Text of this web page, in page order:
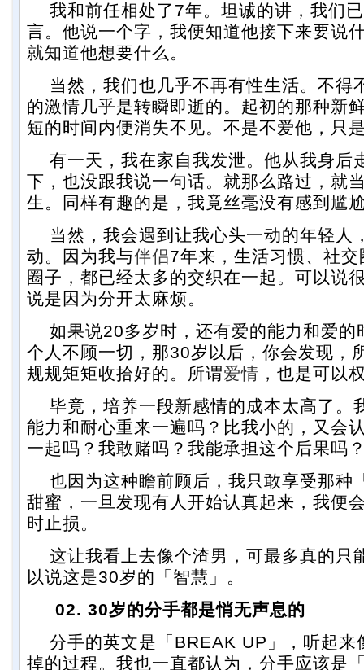
我和前任相处了7年。坦诚的讲，我们
言。他说一个字，我便知道他接下来要说
就知道他想要什么。
当然，我们也几乎不再有性生活。不得
的激情几乎是转瞬即逝的。起初的那种新
短的时间内便消失不见。不是不爱他，只
有一天，我在家自我发泄。他从我身后
下，也没跟我说一句话。就那么路过，就
生。同样有趣的是，我竟丝毫没有感到尴
当然，我会遇到让我心头一动的年轻人
动。因为我与伴侣7年来，生活习惯、社
圈子，都已经太多的交织在一起。可以说
说是因为分开太麻烦。
如果说20多岁时，还有爱的能力和爱的
个人不顾一切，那30岁以后，你会发现，
规规矩矩收拾好的。所谓爱情 ，也是可以
毕竟，培养一段新感情的成本太高了。
能力和耐心重来一遍吗？比我小的，又会
一起吗？我敢赌吗？我能承担这个后果吗
也因为这种瞻前顾后，我只敢享受那种
甜蜜，一旦发现有人开始认真起来，我便
时止损。
这让我看上去像个渣男，可最多真的只
以说这是30岁的「智慧」。
02. 30岁的分手都是悄无声息的
分手的英文是「BREAK UP」，听起来
掉的过程。我也一直都认为，分手应该是